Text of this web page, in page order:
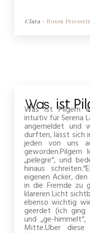
Clara - Rosen
Was ist
Was ist Pilgern
intuitiv für Serena
angemeldet und
durften, lässt sich
jeden von uns
„pelegre“, und
hinaus
eigenen Acker,
in die Fremde zu
klareren Licht
ebenso wichtig
geerdet (ich ging
und „ge-
Mitte.Über